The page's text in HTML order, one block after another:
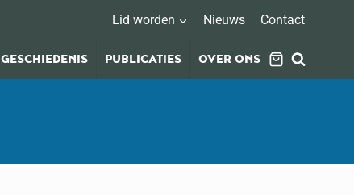
Lid worden Nieuws Contact
PUBLICATIES OVER ONS